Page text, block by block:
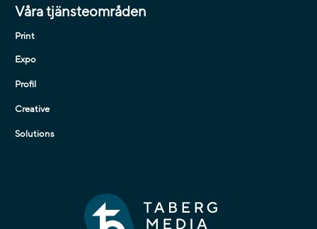
Våra tjänsteområden
Print
Expo
Profil
Creative
Solutions